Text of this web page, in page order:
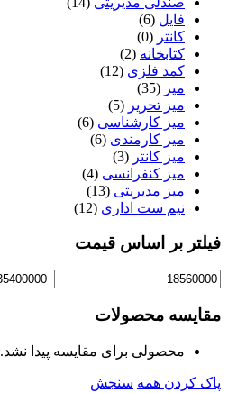
فایل (6)
کانتر (0)
کتابخانه (2)
کمد فلزی (12)
میز (35)
میز تحریر (5)
میز کارشناسی (6)
میز کارمندی (6)
میز کانتر (3)
میز کنفرانسی (4)
میز مدیریتی (13)
نیم ست اداری (12)
فیلتر بر اساس قیمت
حداقل
حداکثر
مقایسه محصولات
محصولی برای مقایسه پیدا نشد.
پاک کردن همه سنجش